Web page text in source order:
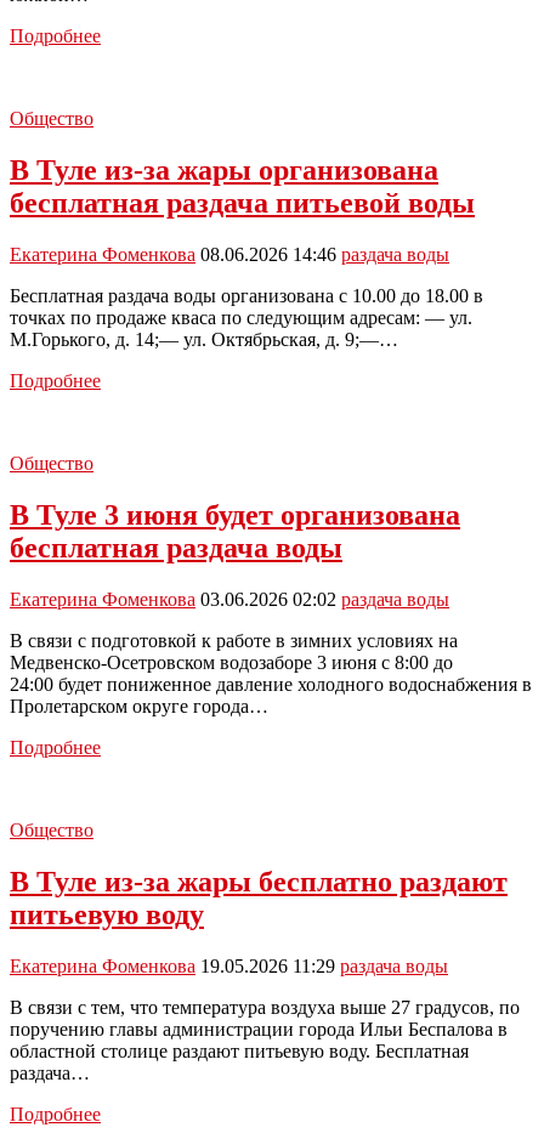
Подробнее17
Центральном
округах
Тулы
организована
воды
Общество
В Туле из-за жары организована
бесплатная раздача питьевой воды
Екатерина Фоменкова 08.06.2026 14:46 раздача воды
Бесплатная раздача воды организована с 10.00 до 18.00 в
точках по продаже кваса по следующим адресам: — ул.
М.Горького, д. 14;— ул. Октябрьская, д. 9;—…
ПодробнееВ
бесплатная
раздача
питьевой
Общество
В Туле 3 июня будет организована
бесплатная раздача воды
Екатерина Фоменкова 03.06.2026 02:02 раздача воды
В связи с подготовкой к работе в зимних условиях на
Медвенско-Осетровском водозаборе 3 июня с 8:00 до
24:00 будет пониженное давление холодного водоснабжения в
Пролетарском округе города…
ПодробнееВ
бесплатная
раздача
воды
Общество
В Туле из-за жары бесплатно раздают
питьевую воду
Екатерина Фоменкова 19.05.2026 11:29 раздача воды
В связи с тем, что температура воздуха выше 27 градусов, по
поручению главы администрации города Ильи Беспалова в
областной столице раздают питьевую воду. Бесплатная
раздача…
ПодробнееВ